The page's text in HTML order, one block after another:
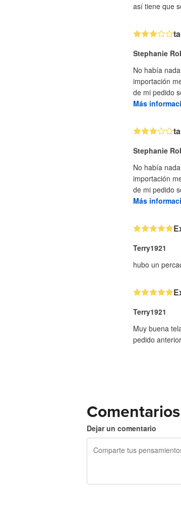
así tiene que
Stephanie
No había
importación
de mi pedido
Más
Stephanie
No había
importación
de mi pedido
Más
Terry1921
hubo un
Terry1921
Muy buena
pedido
Comentarios
Dejar un comentario